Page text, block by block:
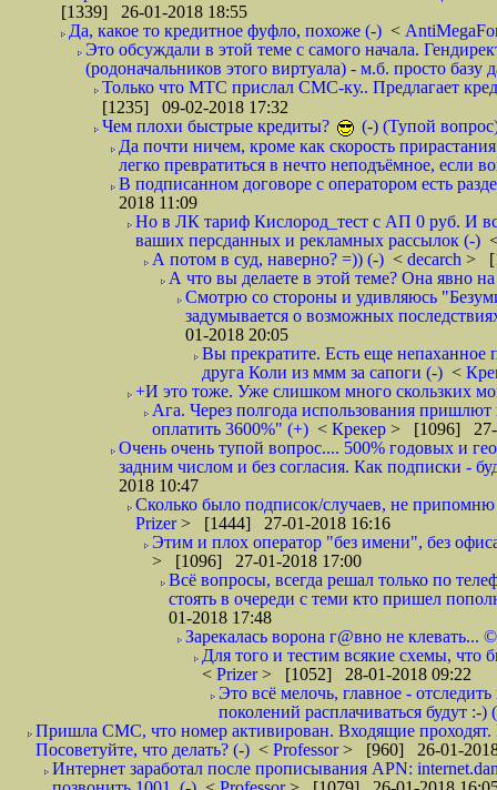
[1339] 26-01-2018 18:55
Да, какое то кредитное фуфло, похоже (-) <
Это обсуждали в этой теме с самого начала.
(родоначальников этого виртуала) - м.б. просто
Только что МТС прислал СМС-ку.. Предлагает
[1235] 09-02-2018 17:32
Чем плохи быстрые кредиты?
(-) (Тупой
Да почти ничем, кроме как скорость
легко превратиться в нечто неподъёмное, если
В подписанном договоре с оператором есть
2018 11:09
Но в ЛК тариф Кислород_тест с АП 0 руб. И
ваших персданных и рекламных рассылок (-)
А потом в суд, наверно? =)) (-) < decarch >
А что вы делаете в этой теме? Она явно
Смотрю со стороны и удивляюсь
задумывается о возможных
01-2018 20:05
Вы прекратите. Есть еще непаханное
друга Коли из ммм за сапоги (-) <
+И это тоже. Уже слишком много скользких
Ага. Через полгода использования
оплатить 3600%" (+) < Крекер > [1096] 27-
Очень очень тупой вопрос.... 500% годовых и
задним числом и без согласия. Как подписки -
2018 10:47
Сколько было подписок/случаев, не
Prizer> [1444] 27-01-2018 16:16
Этим и плох оператор "без имени", без
> [1096] 27-01-2018 17:00
Всё вопросы, всегда решал только по
стоять в очереди с теми кто пришел
01-2018 17:48
Зарекалась ворона г@вно не клевать...
Для того и тестим всякие схемы, что
< Prizer> [1052] 28-01-2018 09:22
Это всё мелочь, главное -
поколений расплачиваться будут :-)
Пришла СМС, что номер активирован. Входящие проходят.
Посоветуйте, что делать? (-) < Professor> [960] 26-01-
Интернет заработал после прописывания APN: